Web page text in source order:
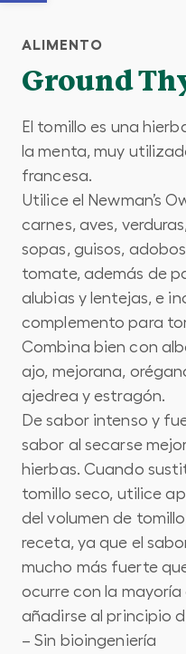
ALIMENTO
Ground
El tomillo es una
la menta, muy
francesa.
Utilice el Newman’s
carnes, aves,
sopas, guisos,
tomate, además de
alubias y lentejas, e
complemento para
Combina bien con
ajo, mejorana,
ajedrea y estragón.
De sabor intenso y
sabor al secarse
hierbas. Cuando
tomillo seco, utilice
del volumen de
receta, ya que el
mucho más fuerte
ocurre con la
añadirse al principio
– Sin bioingeniería